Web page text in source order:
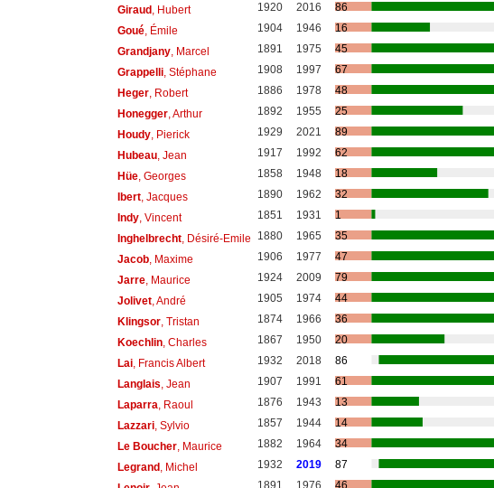
Giraud, Hubert 1920 2016
86
Goué, Émile 1904 1946
16
Grandjany, Marcel 1891 1975
45
Grappelli, Stéphane 1908 1997
67
Heger, Robert 1886 1978
48
Honegger, Arthur 1892 1955
25
Houdy, Pierick 1929 2021
89
Hubeau, Jean 1917 1992
62
Hüe, Georges 1858 1948
18
Ibert, Jacques 1890 1962
32
Indy, Vincent 1851 1931
1
Inghelbrecht, Désiré-Emile 1880 1965
35
Jacob, Maxime 1906 1977
47
Jarre, Maurice 1924 2009
79
Jolivet, André 1905 1974
44
Klingsor, Tristan 1874 1966
36
Koechlin, Charles 1867 1950
20
Lai, Francis Albert 1932 2018
86
Langlais , Jean 1907 1991
61
Laparra , Raoul 1876 1943
13
Lazzari, Sylvio 1857 1944
14
Le Boucher, Maurice 1882 1964
34
Legrand, Michel 1932 2019
87
1891 1976
46